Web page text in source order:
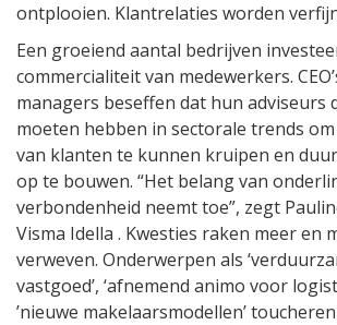
ontplooien. Klantrelaties worden
Een groeiend aantal bedrijven
commercialiteit van medewerkers.
managers beseffen dat hun adviseurs
moeten hebben in sectorale trends
van klanten te kunnen kruipen en
op te bouwen. “Het belang van
verbondenheid neemt toe”, zegt
Visma Idella . Kwesties raken meer en
verweven. Onderwerpen als
vastgoed’, ‘afnemend animo voor
’nieuwe makelaarsmodellen’